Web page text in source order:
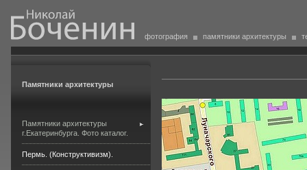
фотография памятники архитектуры
Памятники архитектуры
Памятники архитектуры
г.Екатеринбурга. Фото каталог.
Пермь. (Конструктивизм).